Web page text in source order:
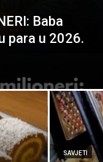
Baba
para u 2026.
SAVJETI